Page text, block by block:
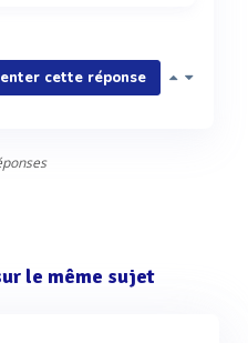
cette réponse
le même sujet